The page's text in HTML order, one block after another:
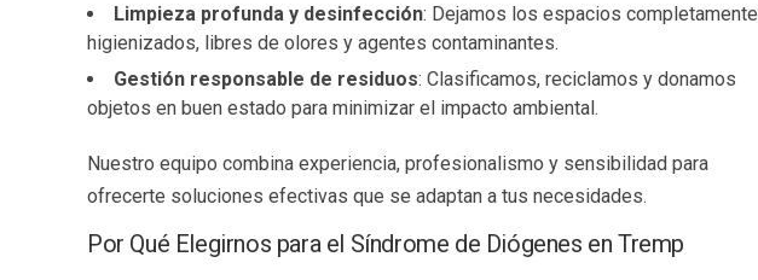
Limpieza profunda y desinfección: Dejamos los espacios completamente
higienizados, libres de olores y agentes contaminantes.
Gestión responsable de residuos: Clasificamos, reciclamos y donamos
objetos en buen estado para minimizar el impacto ambiental.
Nuestro equipo combina experiencia, profesionalismo y sensibilidad para
ofrecerte soluciones efectivas que se adaptan a tus necesidades.
Por Qué Elegirnos para el Síndrome de Diógenes en Tremp